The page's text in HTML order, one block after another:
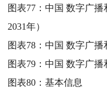
图表77：中国 数字广播
2031年）
图表78：中国 数字广播
图表79：中国 数字广播
图表80：基本信息